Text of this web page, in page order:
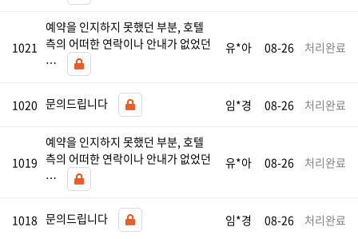
1021
예약을 인지하지 못했던 부분, 호텔
측의 어떠한 연락이나 안내가 없었던
…
유*아 08-26 처리완료
1020 문의드립니다 임*경 08-26 처리완료
1019
예약을 인지하지 못했던 부분, 호텔
측의 어떠한 연락이나 안내가 없었던
…
유*아 08-26 처리완료
1018 문의드립니다 임*경 08-26 처리완료